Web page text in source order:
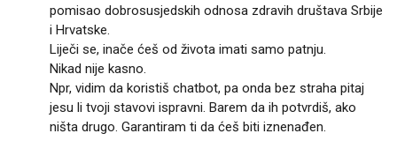
pomisao dobrosusjedskih odnosa zdravih društava Srbije
i Hrvatske.
Liječi se, inače ćeš od života imati samo patnju.
Nikad nije kasno.
Npr, vidim da koristiš chatbot, pa onda bez straha pitaj
jesu li tvoji stavovi ispravni. Barem da ih potvrdiš, ako
ništa drugo. Garantiram ti da ćeš biti iznenađen.